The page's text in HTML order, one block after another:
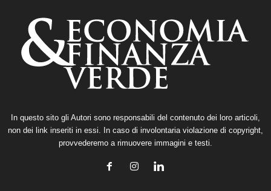
In questo sito gli Autori sono responsabili del contenuto dei loro articoli,
non dei link inseriti in essi. In caso di involontaria violazione di copyright,
provvederemo a rimuovere immagini e testi.